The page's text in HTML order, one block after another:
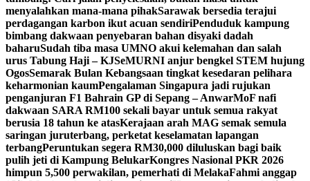
menyalahkan mana-mana pihakSarawak bersedia terajui
perdagangan karbon ikut acuan sendiriPenduduk kampung
bimbang dakwaan penyebaran bahan disyaki dadah
baharuSudah tiba masa UMNO akui kelemahan dan salah
urus Tabung Haji – KJSeMURNI anjur bengkel STEM hujung
OgosSemarak Bulan Kebangsaan tingkat kesedaran pelihara
keharmonian kaumPengalaman Singapura jadi rujukan
penganjuran F1 Bahrain GP di Sepang – AnwarMoF nafi
dakwaan SARA RM100 sekali bayar untuk semua rakyat
berusia 18 tahun ke atasKerajaan arah MAG semak semula
saringan juruterbang, perketat keselamatan lapangan
terbangPeruntukan segera RM30,000 diluluskan bagi baik
pulih jeti di Kampung BelukarKongres Nasional PKR 2026
himpun 5,500 perwakilan, pemerhati di MelakaFahmi anggap